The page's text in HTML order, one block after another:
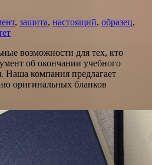
, защита, настоящий, образец,
возможности для тех, кто
об окончании учебного
Наша компания предлагает
оригинальных бланков